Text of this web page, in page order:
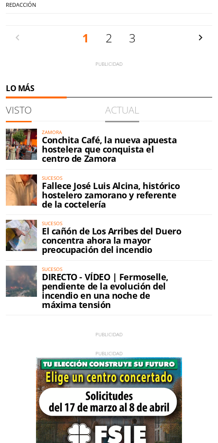
REDACCIÓN
1 2 3
LO MÁS
VISTO ACTUAL
ZAMORA
Conchita Café, la nueva apuesta
hostelera que conquista el
centro de Zamora
SUCESOS
Fallece José Luis Alcina, histórico
hostelero zamorano y referente
de la coctelería
SUCESOS
El cañón de Los Arribes del Duero
concentra ahora la mayor
preocupación del incendio
SUCESOS
DIRECTO - VÍDEO | Fermoselle,
pendiente de la evolución del
incendio en una noche de
máxima tensión